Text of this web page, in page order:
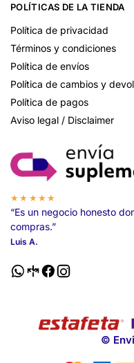
POLÍTICAS DE LA TIENDA
Política de privacidad
Términos y condiciones
Política de envíos
Política de cambios y
Política de pagos
Aviso legal / Disclaimer
★★★★★
“Es un negocio honesto
compras.”
Luis A.
©